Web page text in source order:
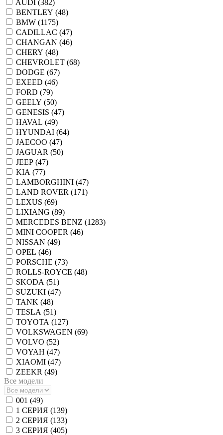
AUDI (382)
BENTLEY (48)
BMW (1175)
CADILLAC (47)
CHANGAN (46)
CHERY (48)
CHEVROLET (68)
DODGE (67)
EXEED (46)
FORD (79)
GEELY (50)
GENESIS (47)
HAVAL (49)
HYUNDAI (64)
JAECOO (47)
JAGUAR (50)
JEEP (47)
KIA (77)
LAMBORGHINI (47)
LAND ROVER (171)
LEXUS (69)
LIXIANG (89)
MERCEDES BENZ (1283)
MINI COOPER (46)
NISSAN (49)
OPEL (46)
PORSCHE (73)
ROLLS-ROYCE (48)
SKODA (51)
SUZUKI (47)
TANK (48)
TESLA (51)
TOYOTA (127)
VOLKSWAGEN (69)
VOLVO (52)
VOYAH (47)
XIAOMI (47)
ZEEKR (49)
Все модели
001 (49)
1 СЕРИЯ (139)
2 СЕРИЯ (133)
3 СЕРИЯ (405)